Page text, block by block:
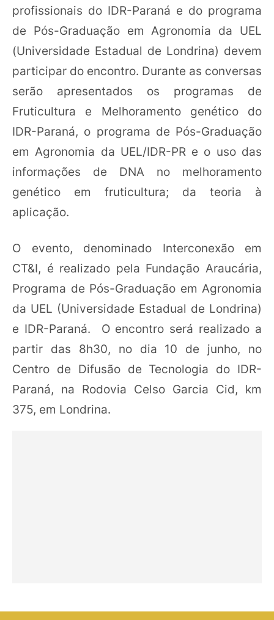
profissionais do IDR-Paraná e do programa
de Pós-Graduação em Agronomia da UEL
(Universidade Estadual de Londrina) devem
participar do encontro. Durante as conversas
serão apresentados os programas de
Fruticultura e Melhoramento genético do
IDR-Paraná, o programa de Pós-Graduação
em Agronomia da UEL/IDR-PR e o uso das
informações de DNA no melhoramento
genético em fruticultura; da teoria à
aplicação.
O evento, denominado Interconexão em
CT&I, é realizado pela Fundação Araucária,
Programa de Pós-Graduação em Agronomia
da UEL (Universidade Estadual de Londrina)
e IDR-Paraná. O encontro será realizado a
partir das 8h30, no dia 10 de junho, no
Centro de Difusão de Tecnologia do IDR-
Paraná, na Rodovia Celso Garcia Cid, km
375, em Londrina.